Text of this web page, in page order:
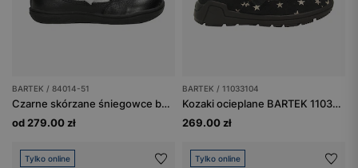
BARTEK / 84014-51
Czarne skórzane śniegowce barefoot ocieplane naturalną wełną BARTEK 84014-51
od 279.00 zł
BARTEK / 11033104
Kozaki ocieplane BARTEK 11033104, dla dziewcząt, czarno-brązowy
269.00 zł
Tylko online Tylko online